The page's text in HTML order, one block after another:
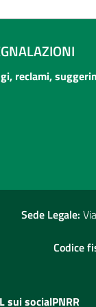
reclami,
Sede Legale:
Codice
sui socialPNRR